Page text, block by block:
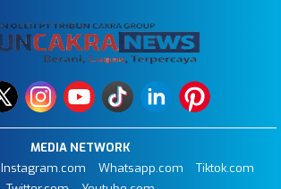
MEDIA NETWORK
Instagram.com Whatsapp.com
Tiktok.com